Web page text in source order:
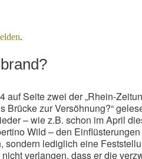
.
auf Seite zwei der „Rhein-
Brücke zur Versöhnung?“
– wie z.B. schon im April
Wild – den
sondern lediglich eine
verlangen, dass er die